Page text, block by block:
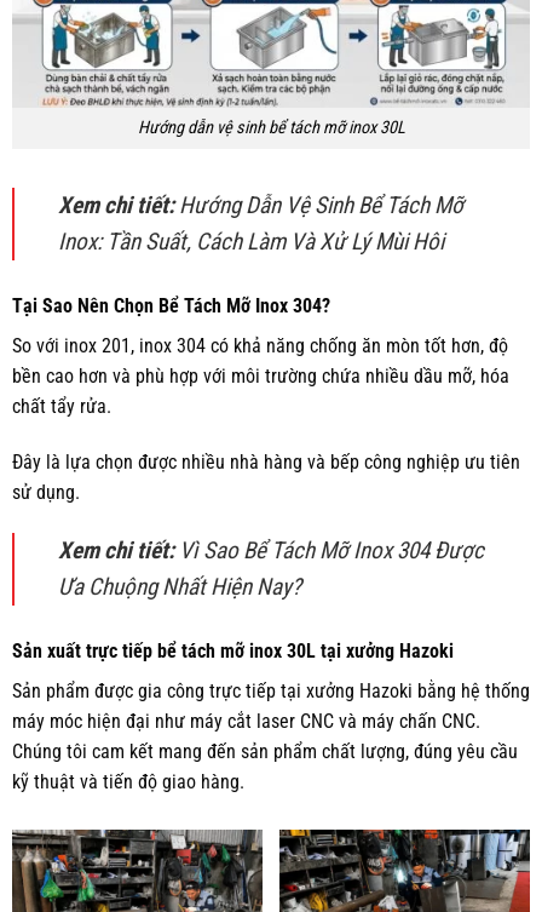
Hướng dẫn vệ sinh bể tách mỡ inox 30L
Xem chi tiết:Hướng Dẫn Vệ Sinh Bể Tách Mỡ
Inox: Tần Suất, Cách Làm Và Xử Lý Mùi Hôi
Tại Sao Nên Chọn Bể Tách Mỡ Inox 304?
So với inox 201, inox 304 có khả năng chống ăn mòn tốt hơn, độ
bền cao hơn và phù hợp với môi trường chứa nhiều dầu mỡ, hóa
chất tẩy rửa.
Đây là lựa chọn được nhiều nhà hàng và bếp công nghiệp ưu tiên
sử dụng.
Xem chi tiết: Vì Sao Bể Tách Mỡ Inox 304 Được
Ưa Chuộng Nhất Hiện Nay?
Sản xuất trực tiếp bể tách mỡ inox 30L tại xưởng Hazoki
Sản phẩm được gia công trực tiếp tại xưởng Hazoki bằng hệ thống
máy móc hiện đại như máy cắt laser CNC và máy chấn CNC.
Chúng tôi cam kết mang đến sản phẩm chất lượng, đúng yêu cầu
kỹ thuật và tiến độ giao hàng.